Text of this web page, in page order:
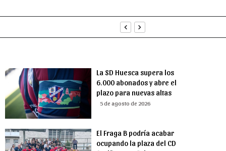
La SD Huesca supera los
6.000 abonados y abre el
plazo para nuevas altas
5 de agosto de 2026
El Fraga B podría acabar
ocupando la plaza del CD